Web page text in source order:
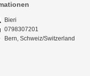
Bieri
0798307201
Bern, Schweiz/Switzerland